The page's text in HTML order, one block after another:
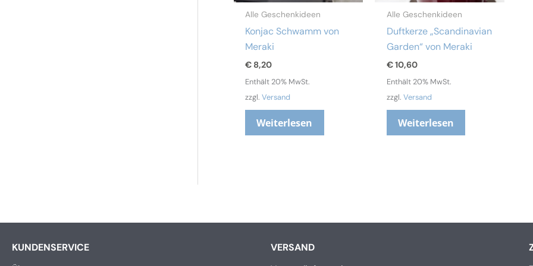
Alle Geschenkideen
Konjac Schwamm von
Meraki
€ 8,20
Enthält 20% MwSt.
zzgl.Versand
Weiterlesen
Alle Geschenkideen
Duftkerze „Scandinavian
Garden“ von Meraki
€10,60
Enthält 20% MwSt.
zzgl. Versand
Weiterlesen
KUNDENSERVICE VERSAND